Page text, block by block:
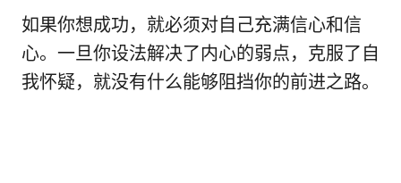
如果你想成功，就必须对自己充满信心和信
心。一旦你设法解决了内心的弱点，克服了自
我怀疑，就没有什么能够阻挡你的前进之路。